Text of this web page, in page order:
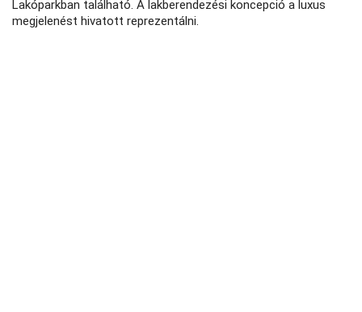
Lakóparkban található. A lakberendezési koncepció a luxus
megjelenést hivatott reprezentálni.